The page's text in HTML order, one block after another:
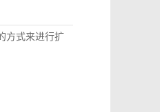
方式来进行扩